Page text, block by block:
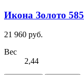
Икона Золото 585
21 960 руб.
Вес
2,44